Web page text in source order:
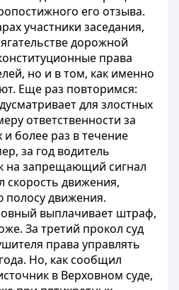
его отзыва.
участники заседания,
дорожной
права
но и в том, как именно
Еще раз повторимся:
для злостных
ответственности за
более раз в течение
за год водитель
на запрещающий сигнал
скорость движения,
полосу движения.
выплачивает штраф,
За третий прокол суд
права управлять
Но, как сообщил
в Верховном суде,